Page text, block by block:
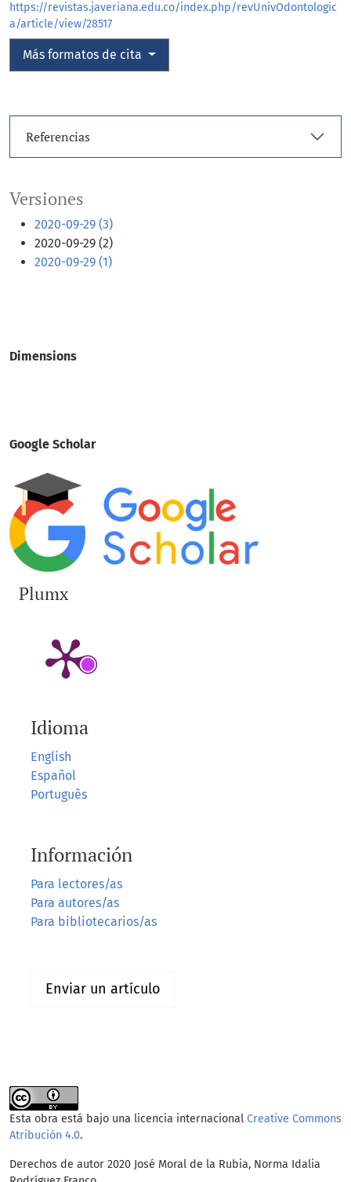
Versiones
2020-09-29 (3)
2020-09-29 (2)
2020-09-29 (1)
https://revistas.javeriana.edu.co/index.php/revUnivOdontologic
a/article/view/28517
Más formatos de cita
Dimensions
Google Scholar
Plumx
Idioma
English
Español
Português
Información
Para lectores/as
Para autores/as
Para bibliotecarios/as
Enviar un artículo
Referencias
Esta obra está bajo una licencia internacional Creative Commons
Atribución 4.0.
Derechos de autor 2020 José Moral de la Rubia, Norma Idalia